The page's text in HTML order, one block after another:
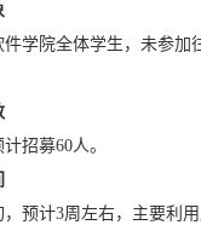
学院全体学生，未参加
招募60人。
预计3周左右，主要利用